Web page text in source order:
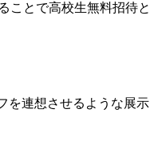
ことで高校生無料招待と
を連想させるような展示